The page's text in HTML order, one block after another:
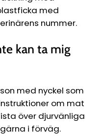
med
nummer.
kan ta mig
med nyckel som
om mat
över djurvänliga
i förväg.